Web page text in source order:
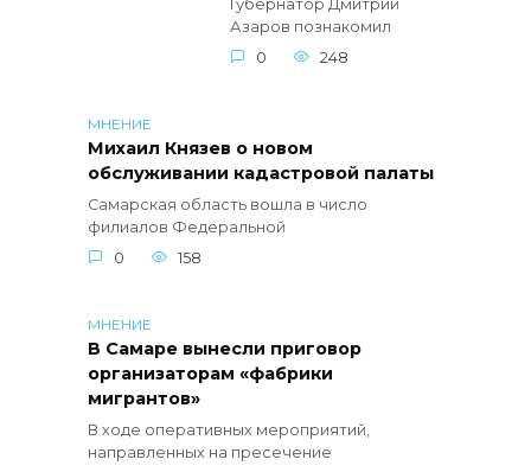
Губернатор Дмитрий
Азаров познакомил
0
248
МНЕНИЕ
Михаил Князев о новом
обслуживании кадастровой палаты
Самарская область вошла в число
филиалов Федеральной
0
158
МНЕНИЕ
В Самаре вынесли приговор
организаторам «фабрики
мигрантов»
В ходе оперативных мероприятий,
направленных на пресечение